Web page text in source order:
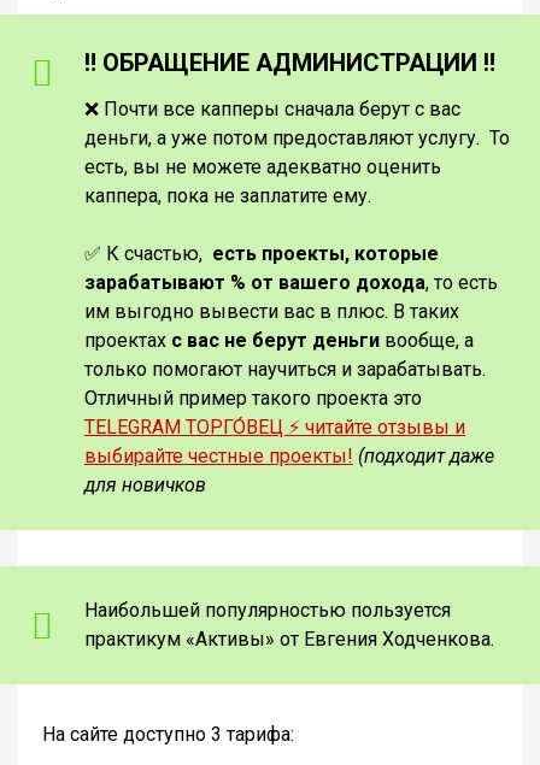
‼️ ОБРАЩЕНИЕ АДМИНИСТРАЦИИ ‼️
❌ Почти все капперы сначала берут с вас
деньги, а уже потом предоставляют услугу. То
есть, вы не можете адекватно оценить
каппера, пока не заплатите ему.
✅ К счастью, есть проекты, которые
зарабатывают % от вашего дохода, то есть
им выгодно вывести вас в плюс. В таких
проектах с вас не берут деньги вообще, а
только помогают научиться и зарабатывать.
Отличный пример такого проекта это
TELEGRAM ТОРГО́ВЕЦ ⚡️ читайте отзывы и
выбирайте честные проекты! (подходит даже
для новичков
Наибольшей популярностью пользуется
практикум «Активы» от Евгения Ходченкова.
На сайте доступно 3 тарифа: